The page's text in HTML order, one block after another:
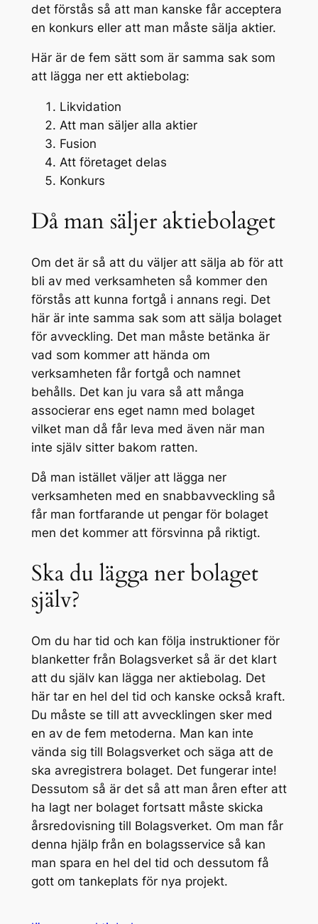
det förstås så att man kanske får acceptera
en konkurs eller att man måste sälja aktier.
Här är de fem sätt som är samma sak som
att lägga ner ett aktiebolag:
Likvidation
Att man säljer alla aktier
Fusion
Att företaget delas
Konkurs
Då man säljer aktiebolaget
Om det är så att du väljer att sälja ab för att
bli av med verksamheten så kommer den
förstås att kunna fortgå i annans regi. Det
här är inte samma sak som att sälja bolaget
för avveckling. Det man måste betänka är
vad som kommer att hända om
verksamheten får fortgå och namnet
behålls. Det kan ju vara så att många
associerar ens eget namn med bolaget
vilket man då får leva med även när man
inte själv sitter bakom ratten.
Då man istället väljer att lägga ner
verksamheten med en snabbavveckling så
får man fortfarande ut pengar för bolaget
men det kommer att försvinna på riktigt.
Ska du lägga ner bolaget
själv?
Om du har tid och kan följa instruktioner för
blanketter från Bolagsverket så är det klart
att du själv kan lägga ner aktiebolag. Det
här tar en hel del tid och kanske också kraft.
Du måste se till att avvecklingen sker med
en av de fem metoderna. Man kan inte
vända sig till Bolagsverket och säga att de
ska avregistrera bolaget. Det fungerar inte!
Dessutom så är det så att man åren efter att
ha lagt ner bolaget fortsatt måste skicka
årsredovisning till Bolagsverket. Om man får
denna hjälp från en bolagsservice så kan
man spara en hel del tid och dessutom få
gott om tankeplats för nya projekt.